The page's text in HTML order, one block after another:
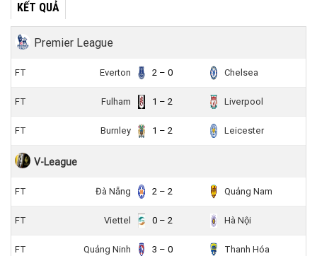
KẾT QUẢ
Premier League
FT Everton 2 – 0 Chelsea
FT Fulham 1 – 2 Liverpool
FT Burnley 1 – 2 Leicester
V-League
FT Đà Nẵng 2 – 2 Quảng Nam
FT Viettel 0 – 2 Hà Nội
FT Quảng Ninh 3 – 0 Thanh Hóa